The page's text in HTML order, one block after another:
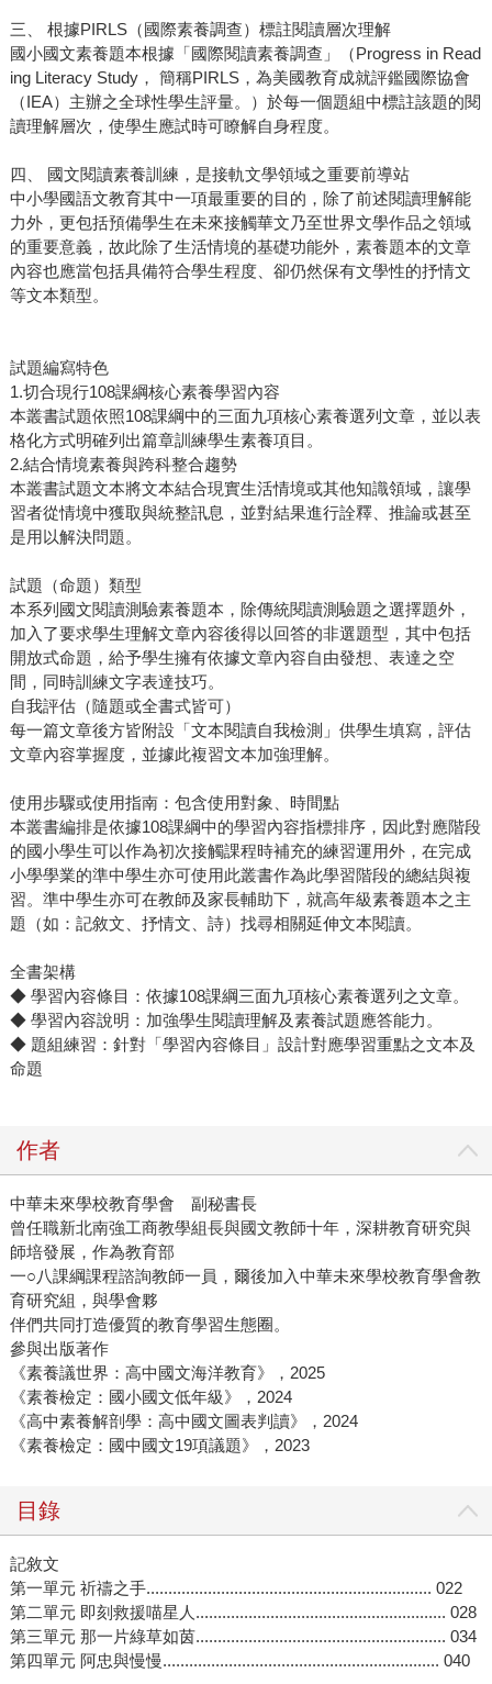
三、 根據PIRLS（國際素養調查）標註閱讀層次理解
國小國文素養題本根據「國際閱讀素養調查」（Progress in Read
ing Literacy Study， 簡稱PIRLS，為美國教育成就評鑑國際協會
（IEA）主辦之全球性學生評量。）於每一個題組中標註該題的閱
讀理解層次，使學生應試時可瞭解自身程度。
四、 國文閱讀素養訓練，是接軌文學領域之重要前導站
中小學國語文教育其中一項最重要的目的，除了前述閱讀理解能
力外，更包括預備學生在未來接觸華文乃至世界文學作品之領域
的重要意義，故此除了生活情境的基礎功能外，素養題本的文章
內容也應當包括具備符合學生程度、卻仍然保有文學性的抒情文
等文本類型。
試題編寫特色
1.切合現行108課綱核心素養學習內容
本叢書試題依照108課綱中的三面九項核心素養選列文章，並以表
格化方式明確列出篇章訓練學生素養項目。
2.結合情境素養與跨科整合趨勢
本叢書試題文本將文本結合現實生活情境或其他知識領域，讓學
習者從情境中獲取與統整訊息，並對結果進行詮釋、推論或甚至
是用以解決問題。
試題（命題）類型
本系列國文閱讀測驗素養題本，除傳統閱讀測驗題之選擇題外，
加入了要求學生理解文章內容後得以回答的非選題型，其中包括
開放式命題，給予學生擁有依據文章內容自由發想、表達之空
間，同時訓練文字表達技巧。
自我評估（隨題或全書式皆可）
每一篇文章後方皆附設「文本閱讀自我檢測」供學生填寫，評估
文章內容掌握度，並據此複習文本加強理解。
使用步驟或使用指南：包含使用對象、時間點
本叢書編排是依據108課綱中的學習內容指標排序，因此對應階段
的國小學生可以作為初次接觸課程時補充的練習運用外，在完成
小學學業的準中學生亦可使用此叢書作為此學習階段的總結與複
習。準中學生亦可在教師及家長輔助下，就高年級素養題本之主
題（如：記敘文、抒情文、詩）找尋相關延伸文本閱讀。
全書架構
◆ 學習內容條目：依據108課綱三面九項核心素養選列之文章。
◆ 學習內容說明：加強學生閱讀理解及素養試題應答能力。
◆ 題組練習：針對「學習內容條目」設計對應學習重點之文本及
命題
作者
中華未來學校教育學會 副秘書長
曾任職新北南強工商教學組長與國文教師十年，深耕教育研究與
師培發展，作為教育部
一○八課綱課程諮詢教師一員，爾後加入中華未來學校教育學會教
育研究組，與學會夥
伴們共同打造優質的教育學習生態圈。
參與出版著作
《素養議世界：高中國文海洋教育》，2025
《素養檢定：國小國文低年級》，2024
《高中素養解剖學：高中國文圖表判讀》，2024
《素養檢定：國中國文19項議題》，2023
目錄
記敘文
第一單元 祈禱之手................................................................. 022
第二單元 即刻救援喵星人......................................................... 028
第三單元 那一片綠草如茵......................................................... 034
第四單元 阿忠與慢慢............................................................... 040